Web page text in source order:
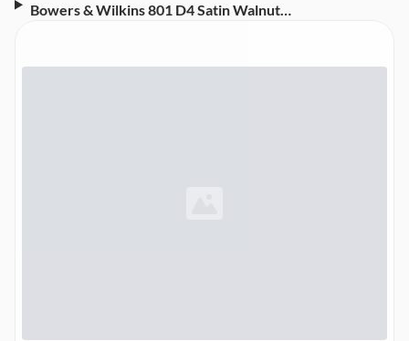
Bowers & Wilkins 801 D4 Satin Walnut